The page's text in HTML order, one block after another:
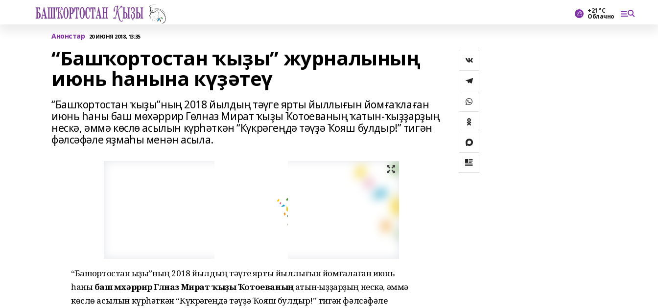
+21 °С
Облачно
Анонстар 20 ИЮНЯ 2018, 13:35
“Башҡортостан ҡыҙы” журналының
июнь һанына күҙәтеү
“Башҡортостан ҡыҙы”ның 2018 йылдың тәүге ярты йыллығын йомғаҡлаған
июнь һаны баш мөхәррир Гөлназ Мират ҡыҙы Ҡотоеваның ҡатын-ҡыҙҙарҙың
нескә, әммә көслө асылын күрһәткән “Күкрәгеңдә тәүҙә Ҡояш булдыр!” тигән
фәлсәфәле яҙмаһы менән асыла.
“Башҡортостан ҡыҙы”ның 2018 йылдың тәүге ярты йыллығын йомғаҡлаған июнь
һаныбаш мөхәррир Гөлназ Мират ҡыҙы Ҡотоеваныңҡатын-ҡыҙҙарҙың нескә, әммә
көслө асылын күрһәткән “Күкрәгеңдә тәүҙә Ҡояш булдыр!” тигән фәлсәфәле